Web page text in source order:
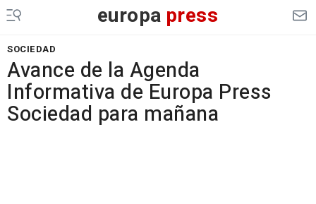
europa press
SOCIEDAD
Avance de la Agenda
Informativa de Europa Press
Sociedad para mañana